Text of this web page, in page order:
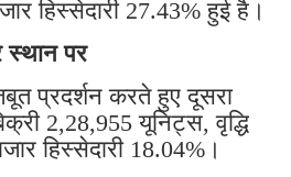
हिस्सेदारी 27.43% हुई है।
पर
प्रदर्शन करते हुए दूसरा
2,28,955 यूनिट्स, वृद्धि
हिस्सेदारी 18.04%।